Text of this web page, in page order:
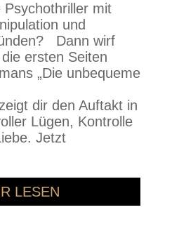
mit
und
Dann wirf
ersten Seiten
„Die unbequeme
dir den Auftakt in
Lügen, Kontrolle
Jetzt
LESEN